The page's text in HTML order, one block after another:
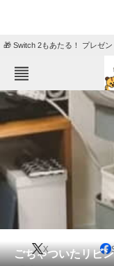
🎁 Switch 2もあたる！ プレゼン
ねとらぼメニュー
グルメ
住まい
会員記事
ごちゃついたリ
X